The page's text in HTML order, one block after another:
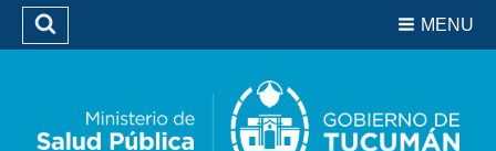
Biblioteca
MENU
Buscar